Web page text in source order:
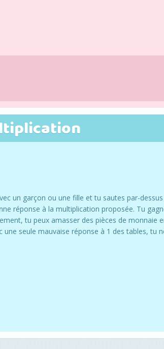
un garçon ou une fille et tu sautes par-
réponse à la multiplication proposée. Tu
tu peux amasser des pièces de monnaie
seule mauvaise réponse à 1 des tables, tu